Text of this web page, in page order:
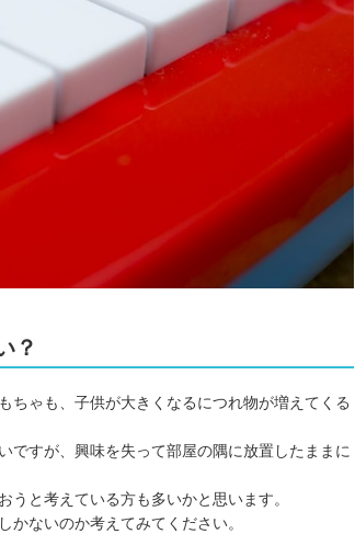
？
ちゃも、子供が大きくなるにつれ物が増えてくる
ですが、興味を失って部屋の隅に放置したままに
と考えている方も多いかと思います。
ないのか考えてみてください。